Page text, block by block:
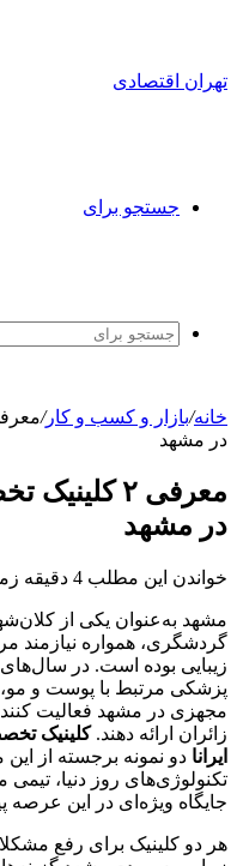
تهران اقتصادی
جستجو برای
خانه/بازار و کسب و کار/
در مشهد
معرفی ۲
در مشهد
خواندن این مطلب 4 دقیقه زمان میبرد
مشهد به‌عنوان یکی از
گردشگری، همواره نیازمند
زیبایی بوده است. در
پزشکی مرتبط با پوست و
مجهزی در مشهد فعالیت
زائران ارائه دهند.کلینیک
ایرانا دو نمونه برجسته از این
تکنولوژی‌های روز دنیا،
جایگاه ویژه‌ای در این عرصه
هر دو کلینیک برای رفع